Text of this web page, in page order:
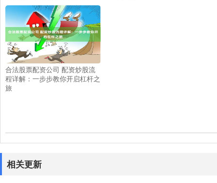
合法股票配资公司 配资炒股流
程详解：一步步教你开启杠杆之
旅
相关更新